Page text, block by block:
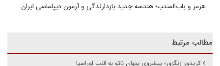
هرمز و باب‌المندب؛ هندسه جدید بازدارندگی و آزمون دیپلماسی ایران
مطالب مرتبط
کریدور زنگزور؛ پیشروی پنهان ناتو به قلب اوراسیا